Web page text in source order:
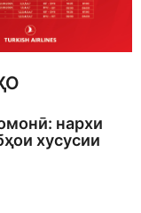
нархи
хусусии